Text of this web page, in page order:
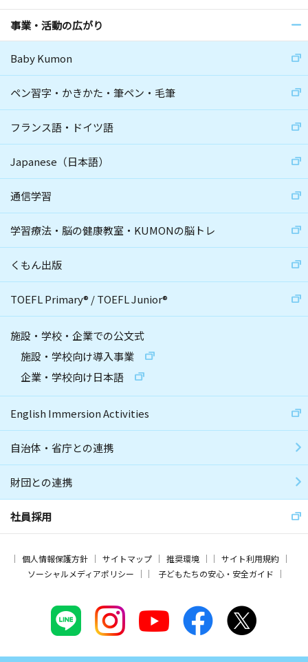
事業・活動の広がり
Baby Kumon
ペン習字・かきかた・筆ペン・毛筆
フランス語・ドイツ語
Japanese（日本語）
通信学習
学習療法・脳の健康教室・KUMONの脳トレ
くもん出版
TOEFL Primary® /TOEFL Junior®
施設・学校・企業での公文式
施設・学校向け導入事業
企業・学校向け日本語
English Immersion Activities
自治体・省庁との連携
財団との連携
社員採用
個人情報保護方針 サイトマップ 推奨環境
サイト利用規約
ソーシャルメディアポリシー
子どもたちの安心・安全ガイド